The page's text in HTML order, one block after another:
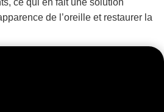
de l’oreille et restaurer la